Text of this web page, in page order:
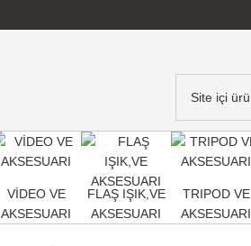
VİDEO VE
AKSESUARI
FLAŞ IŞIK,VE
AKSESUARI
TRIPOD VE
AKSESUARI